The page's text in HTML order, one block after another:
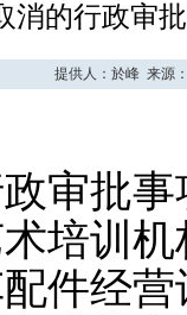
消的行政审
提供人：於峰 来源
审批事
培训机
件经营